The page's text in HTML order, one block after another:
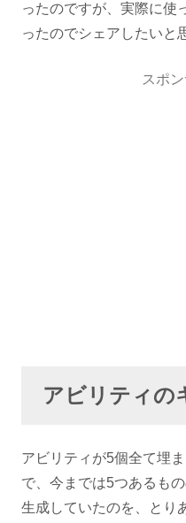
ったのですが、実際に使
ったのでシェアしたいと
スポ
アビリティの
アビリティが5個全て埋
で、今までは5つあるも
生成していたのを、とり